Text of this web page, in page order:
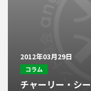
2012年03月29日
コラム
チャーリー・シ